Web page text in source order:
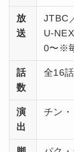
放
送
JTBC
U-
0〜※
話
数
全16話
演
出
チン